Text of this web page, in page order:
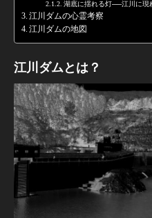
湖底に揺れる灯──江川に現
江川ダムの心霊考察
江川ダムの地図
江川ダムとは？